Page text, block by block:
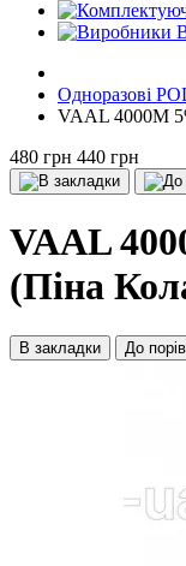
Одноразові
VAAL 4000M
480 грн 440 грн
VAAL
(Піна
В закладки До